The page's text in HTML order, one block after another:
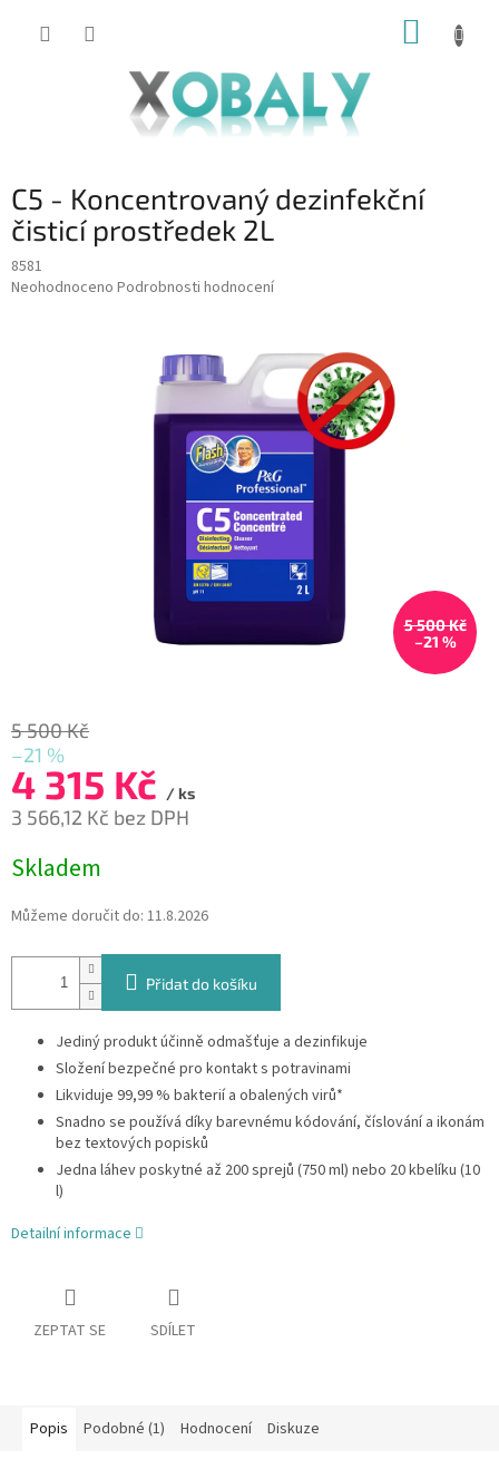
KOŠÍK
C5 - Koncentrovaný dezinfekční
čisticí prostředek 2L
8581
Průměrné
Neohodnoceno Podrobnosti hodnocení
5 500 Kč
–21 %
5 500 Kč
–21 %
4 315 Kč / ks
3 566,12 Kč bez DPH
cena:
Skladem
Můžeme doručit do: 11.8.2026
Přidat do košíku
Jediný produkt účinně odmašťuje a dezinfikuje
Složení bezpečné pro kontakt s potravinami
Likviduje 99,99 % bakterií a obalených virů*
Snadno se používá díky barevnému kódování, číslování a ikonám
bez textových popisků
Jedna láhev poskytné až 200 sprejů (750 ml) nebo 20 kbelíku (10
l)
Detailní informace
ZEPTAT SE SDÍLET
Popis Podobné (1) Hodnocení Diskuze